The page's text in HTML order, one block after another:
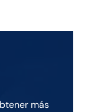
más